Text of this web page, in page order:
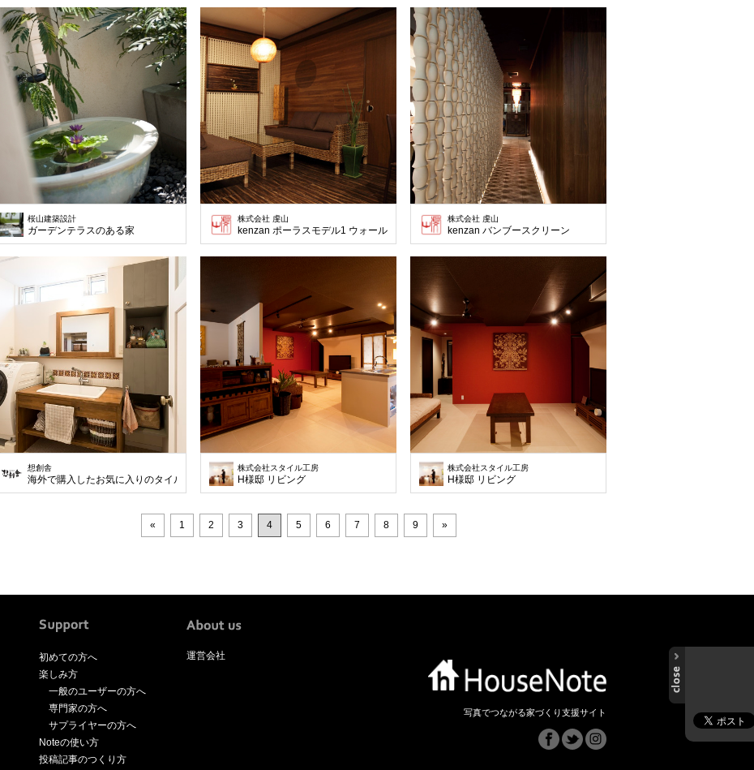
桜山建築設計
ガーデンテラスのある家
株式会社 虔山
kenzan ポーラスモデル1 ウォールタイプ
株式会社 虔山
kenzan バンブースクリーン
想創舎
海外で購入したお気に入りのタイルを洗面に。
株式会社スタイル工房
H様邸 リビング
株式会社スタイル工房
H様邸 リビング
« 1 2 3 4 5 6 7 8 9 »
初めての方へ
楽しみ方
一般のユーザーの方へ
専門家の方へ
サプライヤーの方へ
Noteの使い方
投稿記事のつくり方
運営会社
写真でつながる家づくり支援サイト